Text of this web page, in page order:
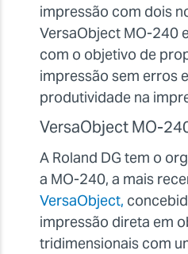
impressão com dois
VersaObject MO-240
com o objetivo de
impressão sem erros
produtividade na
VersaObject MO-
A Roland DG tem o
a MO-240, a mais
VersaObject,
impressão direta em
tridimensionais com